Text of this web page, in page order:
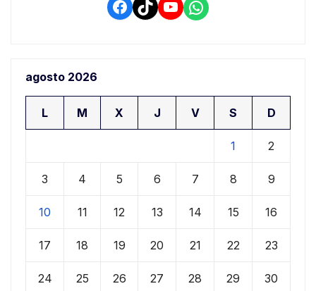
Facebook
TikTokYouTube
WhatsApp
agosto 2026
L M X J V S D
1 2
3 4 5 6 7 8 9
10 11 12 13 14 15 16
17 18 19 20 21 22 23
24 25 26 27 28 29 30